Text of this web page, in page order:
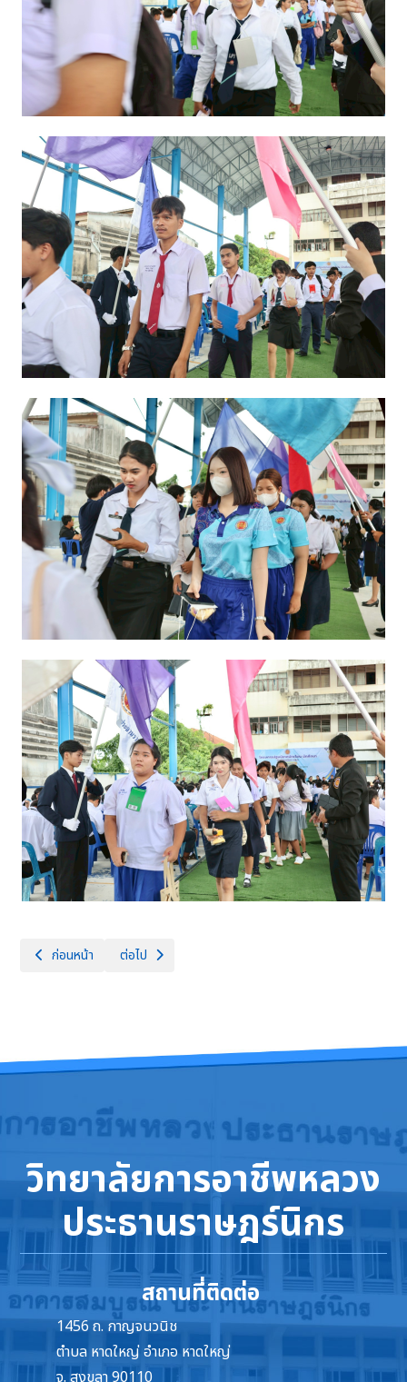
เนื้อหาก่อนหน้า: โครงการปฐมนิเทศก่อนออกฝึกงาน ฝึกอาชีพ ในสถานประก
ก่อนหน้า เนื้อหาถัดไป: ร่วมบันทึกเทปถวายพระพรเนื่องในโอกาสวั
ต่อไป
วิทยาลัยการอาชีพหลวง
ประธานราษฎร์นิกร
สถานที่ติดต่อ
1456 ถ. กาญจนวนิช
ตำบล หาดใหญ่ อำเภอ หาดใหญ่
จ. สงขลา 90110